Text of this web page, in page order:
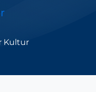
Kultur